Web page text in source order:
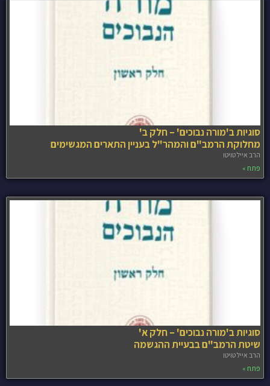
סוגיות ב'מורה נבוכים' – חלק ב'
מחלוקת הרמב"ם והמהר"ל בעניין התארים המגשימים
הרב אייל טויטו
פתח »
סוגיות ב'מורה נבוכים' – חלק א'
שיטת הרמב"ם בבעיית ההגשמה
הרב אייל טויטו
פתח »